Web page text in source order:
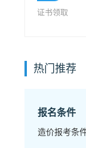
证书领取
热门推荐
报名条件
造价报考条